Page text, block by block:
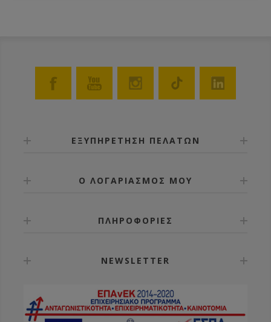
ΕΞΥΠΗΡΕΤΗΣΗ ΠΕΛΑΤΩΝ
Ο ΛΟΓΑΡΙΑΣΜΟΣ ΜΟΥ
ΠΛΗΡΟΦΟΡΙΕΣ
NEWSLETTER